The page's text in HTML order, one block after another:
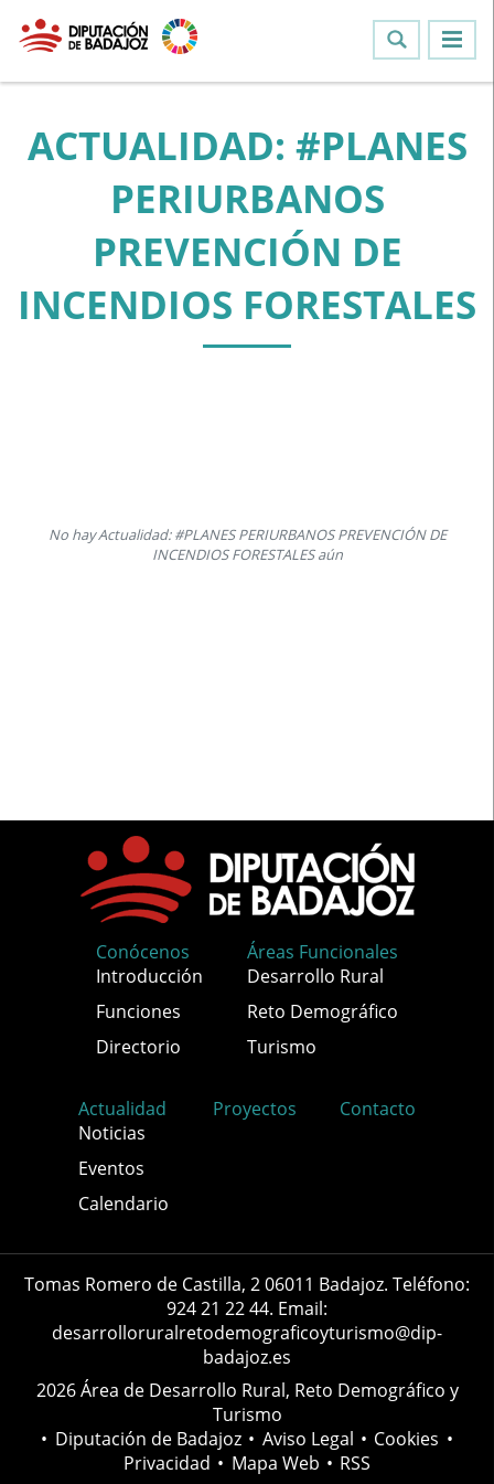
ACTUALIDAD: #PLANES
PERIURBANOS
PREVENCIÓN DE
INCENDIOS FORESTALES
No hay Actualidad: #PLANES PERIURBANOS PREVENCIÓN DE
INCENDIOS FORESTALES aún
Conócenos
Introducción
Funciones
Directorio
Áreas Funcionales
Desarrollo Rural
Reto Demográfico
Turismo
Actualidad
Noticias
Eventos
Calendario
Proyectos Contacto
Tomas Romero de Castilla, 2 06011 Badajoz. Teléfono:
924 21 22 44. Email:
desarrolloruralretodemograficoyturismo@dip-
badajoz.es
2026 Área de Desarrollo Rural, Reto Demográfico y
Turismo
• Diputación de Badajoz • Aviso Legal • Cookies •
Privacidad • Mapa Web • RSS